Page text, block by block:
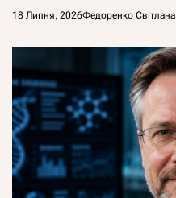
18 Липня, 2026Федоренко Світлана